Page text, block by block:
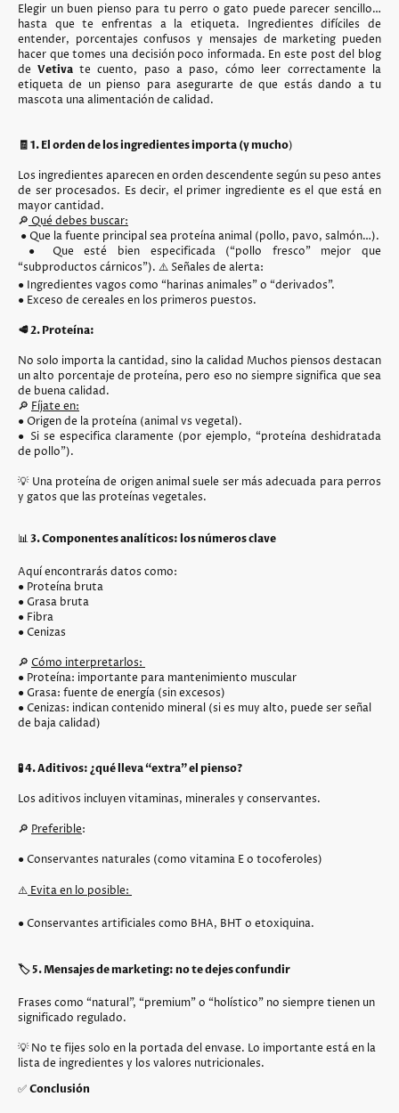
Elegir un buen pienso para tu perro o gato puede parecer sencillo…
hasta que te enfrentas a la etiqueta. Ingredientes difíciles de
entender, porcentajes confusos y mensajes de marketing pueden
hacer que tomes una decisión poco informada. En este post del blog
deVetiva te cuento, paso a paso, cómo leer correctamente la
etiqueta de un pienso para asegurarte de que estás dando a tu
mascota una alimentación de calidad.
🧾 1. El orden de los ingredientes importa (y mucho)
Los ingredientes aparecen en orden descendente según su peso antes
de ser procesados. Es decir, el primer ingrediente es el que está en
mayor cantidad.
🔎 Qué debes buscar:
● Que la fuente principal sea proteína animal (pollo, pavo, salmón…).
● Que esté bien especificada (“pollo fresco” mejor que
“subproductos cárnicos”). ⚠️ Señales de alerta:
● Ingredientes vagos como “harinas animales” o “derivados”.
● Exceso de cereales en los primeros puestos.
🥩 2. Proteína:
No solo importa la cantidad, sino la calidad Muchos piensos destacan
un alto porcentaje de proteína, pero eso no siempre significa que sea
de buena calidad.
🔎 Fíjate en:
● Origen de la proteína (animal vs vegetal).
● Si se especifica claramente (por ejemplo, “proteína deshidratada
de pollo”).
💡 Una proteína de origen animal suele ser más adecuada para perros
y gatos que las proteínas vegetales.
📊3. Componentes analíticos: los números clave
Aquí encontrarás datos como:
● Proteína bruta
● Grasa bruta
● Fibra
● Cenizas
🔎 Cómo interpretarlos:
● Proteína: importante para mantenimiento muscular
● Grasa: fuente de energía (sin excesos)
● Cenizas: indican contenido mineral (si es muy alto, puede ser señal
de baja calidad)
🧪 4. Aditivos: ¿qué lleva “extra” el pienso?
Los aditivos incluyen vitaminas, minerales y conservantes.
🔎 Preferible:
● Conservantes naturales (como vitamina E o tocoferoles)
⚠️ Evita en lo posible:
● Conservantes artificiales como BHA, BHT o etoxiquina.
🏷️ 5. Mensajes de marketing: no te dejes confundir
Frases como “natural”, “premium” o “holístico” no siempre tienen un
significado regulado.
💡 No te fijes solo en la portada del envase. Lo importante está en la
lista de ingredientes y los valores nutricionales.
✅Conclusión